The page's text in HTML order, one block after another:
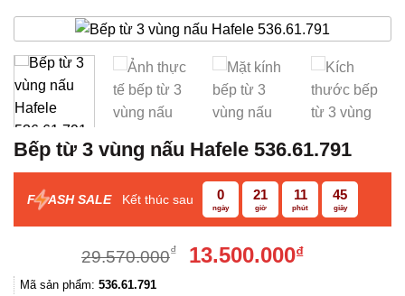
Bếp từ 3 vùng nấu Hafele 536.61.791
F ASH SALE Kết thúc sau 0
ngày
21
giờ
11
phút
45
giây
29.570.000₫
Giá
13.500.000₫Giá
Mã sản phẩm: 536.61.791